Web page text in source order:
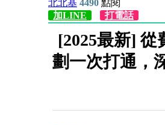
[2025最新]
劃一次打通，